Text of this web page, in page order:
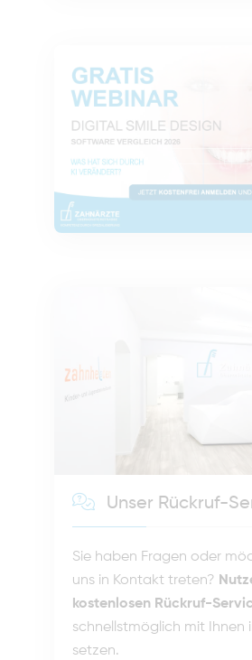
Unser Rückruf-
Sie haben Fragen oder
uns in Kontakt treten?
kostenlosen Rückruf-
schnellstmöglich mit Ihnen
setzen.